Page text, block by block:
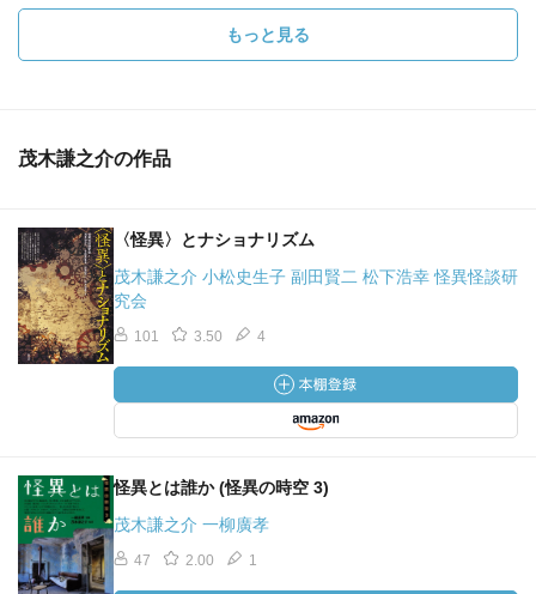
もっと見る
茂木謙之介の作品
〈怪異〉とナショナリズム
茂木謙之介 小松史生子 副田賢二 松下浩幸 怪異怪談研
究会
101 3.50 4
怪異とは誰か (怪異の時空 3)
茂木謙之介 一柳廣孝
47 2.00 1